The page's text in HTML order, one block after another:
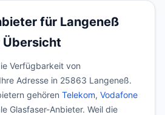
für Langeneß
Verfügbarkeit von
Adresse in 25863 Langeneß.
gehören Telekom, Vodafone
Glasfaser-Anbieter. Weil die